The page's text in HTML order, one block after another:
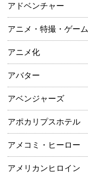
アドベンチャー
アニメ・特撮・ゲーム
アニメ化
アバター
アベンジャーズ
アポカリプスホテル
アメコミ・ヒーロー
アメリカンヒロイン